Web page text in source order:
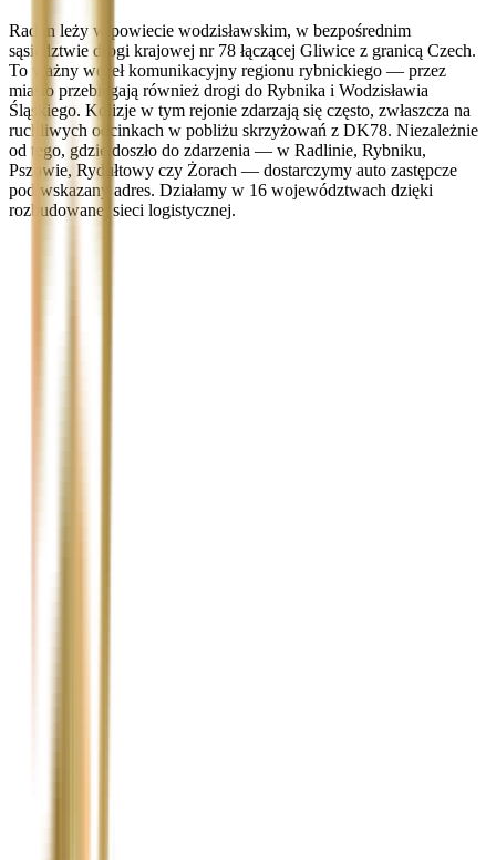
Radlin leży w powiecie wodzisławskim, w bezpośrednim
sąsiedztwie drogi krajowej nr 78 łączącej Gliwice z granicą Czech.
To ważny węzeł komunikacyjny regionu rybnickiego — przez
miasto przebiegają również drogi do Rybnika i Wodzisławia
Śląskiego. Kolizje w tym rejonie zdarzają się często, zwłaszcza na
ruchliwych odcinkach w pobliżu skrzyżowań z DK78. Niezależnie
od tego, gdzie doszło do zdarzenia — w Radlinie, Rybniku,
Pszowie, Rydułtowy czy Żorach — dostarczymy auto zastępcze
pod wskazany adres. Działamy w 16 województwach dzięki
rozbudowanej sieci logistycznej.